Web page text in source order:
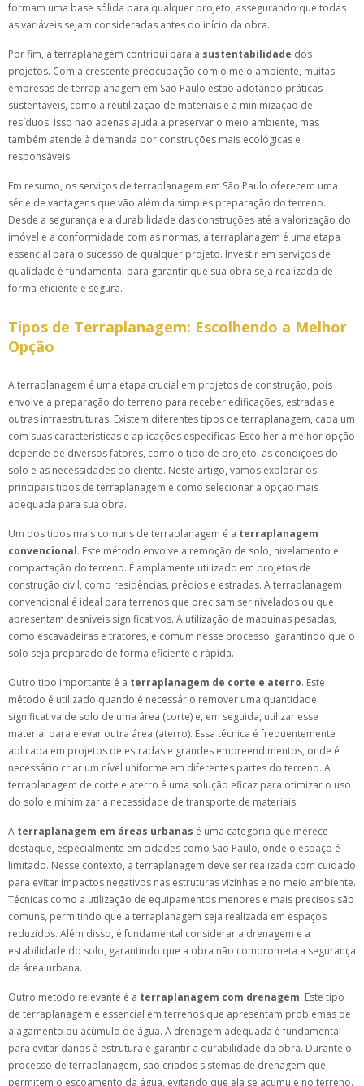
formam uma base sólida para qualquer projeto, assegurando que todas
as variáveis sejam consideradas antes do início da obra.
Por fim, a terraplanagem contribui para a sustentabilidade dos
projetos. Com a crescente preocupação com o meio ambiente, muitas
empresas de terraplanagem em São Paulo estão adotando práticas
sustentáveis, como a reutilização de materiais e a minimização de
resíduos. Isso não apenas ajuda a preservar o meio ambiente, mas
também atende à demanda por construções mais ecológicas e
responsáveis.
Em resumo, os serviços de terraplanagem em São Paulo oferecem uma
série de vantagens que vão além da simples preparação do terreno.
Desde a segurança e a durabilidade das construções até a valorização do
imóvel e a conformidade com as normas, a terraplanagem é uma etapa
essencial para o sucesso de qualquer projeto. Investir em serviços de
qualidade é fundamental para garantir que sua obra seja realizada de
forma eficiente e segura.
Tipos de Terraplanagem: Escolhendo a Melhor
Opção
A terraplanagem é uma etapa crucial em projetos de construção, pois
envolve a preparação do terreno para receber edificações, estradas e
outras infraestruturas. Existem diferentes tipos de terraplanagem, cada um
com suas características e aplicações específicas. Escolher a melhor opção
depende de diversos fatores, como o tipo de projeto, as condições do
solo e as necessidades do cliente. Neste artigo, vamos explorar os
principais tipos de terraplanagem e como selecionar a opção mais
adequada para sua obra.
Um dos tipos mais comuns de terraplanagem é a terraplanagem
convencional. Este método envolve a remoção de solo, nivelamento e
compactação do terreno. É amplamente utilizado em projetos de
construção civil, como residências, prédios e estradas. A terraplanagem
convencional é ideal para terrenos que precisam ser nivelados ou que
apresentam desníveis significativos. A utilização de máquinas pesadas,
como escavadeiras e tratores, é comum nesse processo, garantindo que o
solo seja preparado de forma eficiente e rápida.
Outro tipo importante é a terraplanagem de corte e aterro. Este
método é utilizado quando é necessário remover uma quantidade
significativa de solo de uma área (corte) e, em seguida, utilizar esse
material para elevar outra área (aterro). Essa técnica é frequentemente
aplicada em projetos de estradas e grandes empreendimentos, onde é
necessário criar um nível uniforme em diferentes partes do terreno. A
terraplanagem de corte e aterro é uma solução eficaz para otimizar o uso
do solo e minimizar a necessidade de transporte de materiais.
A terraplanagem em áreas urbanas é uma categoria que merece
destaque, especialmente em cidades como São Paulo, onde o espaço é
limitado. Nesse contexto, a terraplanagem deve ser realizada com cuidado
para evitar impactos negativos nas estruturas vizinhas e no meio ambiente.
Técnicas como a utilização de equipamentos menores e mais precisos são
comuns, permitindo que a terraplanagem seja realizada em espaços
reduzidos. Além disso, é fundamental considerar a drenagem e a
estabilidade do solo, garantindo que a obra não comprometa a segurança
da área urbana.
Outro método relevante é a terraplanagem com drenagem. Este tipo
de terraplanagem é essencial em terrenos que apresentam problemas de
alagamento ou acúmulo de água. A drenagem adequada é fundamental
para evitar danos à estrutura e garantir a durabilidade da obra. Durante o
processo de terraplanagem, são criados sistemas de drenagem que
permitem o escoamento da água, evitando que ela se acumule no terreno.